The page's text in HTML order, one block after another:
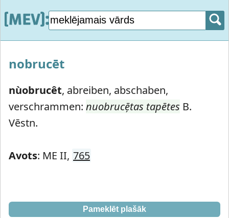
nobrucēt
nùobrucêt, abreiben, abschaben,
verschrammen: nuobrucē̦tas tapētes B.
Vēstn.
Avots: ME II, 765
Pameklēt plašāk